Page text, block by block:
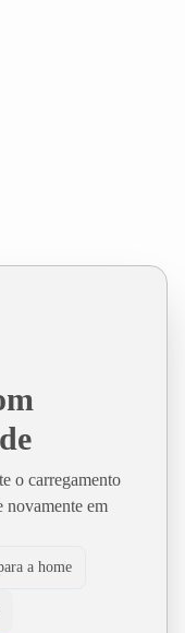
o carregamento
novamente em
a home